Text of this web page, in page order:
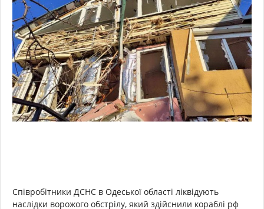
Співробітники ДСНС в Одеської області ліквідують
наслідки ворожого обстрілу, який здійснили кораблі рф